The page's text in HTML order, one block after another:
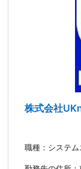
株式会社
職種：システ